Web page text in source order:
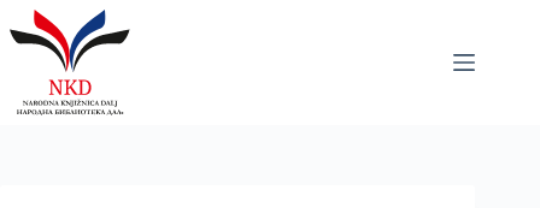
to
content